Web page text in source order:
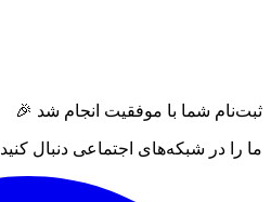
ثبت‌نام شما با موفقیت انجام شد 🎉
ما را در شبکه‌های اجتماعی دنبال کنید